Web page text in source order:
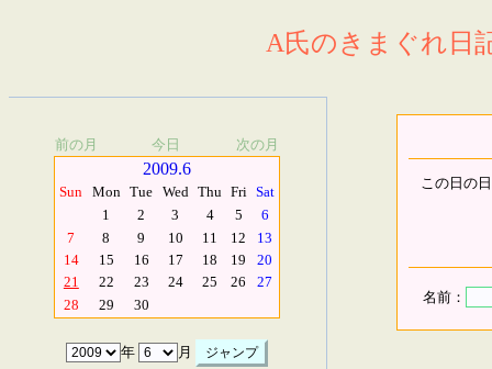
A氏のきまぐれ日
前の月 今日 次の月
2009.6
Sun Mon Tue Wed Thu Fri Sat
1
2 3 4 5
6
7
8 9 10 11 12
13
14
15 16 17 18 19
20
21
22 23 24 25 26
27
28
29 30
年 月
この日の
名前：